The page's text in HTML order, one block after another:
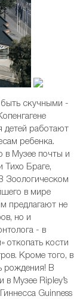
быть скучными -
детей работают
ребенка.
в Музее почты и
Тихо Браге,
Зоологическом
в мире
предлагают не
но и
- в
откопать кости
Кроме того, в
рождения! В
Музее Ripley’s
Guinness